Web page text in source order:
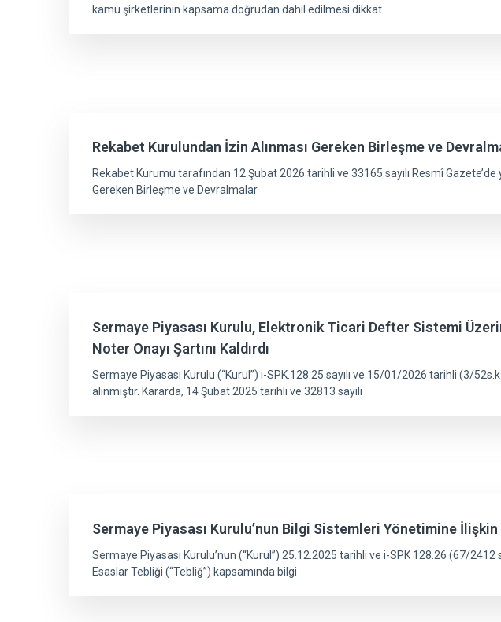
kamu şirketlerinin kapsama doğrudan dahil edilmesi dikkat
Rekabet Kurulundan İzin Alınması Gereken Birleşme ve
Rekabet Kurumu tarafından 12 Şubat 2026 tarihli ve 33165 sayılı Resmî
Gereken Birleşme ve Devralmalar
Sermaye Piyasası Kurulu, Elektronik Ticari Defter Sistemi
Noter Onayı Şartını Kaldırdı
Sermaye Piyasası Kurulu (“Kurul”) i-SPK.128.25 sayılı ve 15/01/2026 tarihli (3/
alınmıştır. Kararda, 14 Şubat 2025 tarihli ve 32813 sayılı
Sermaye Piyasası Kurulu’nun Bilgi Sistemleri Yönetimine İlişkin
Sermaye Piyasası Kurulu’nun (“Kurul”) 25.12.2025 tarihli ve i-SPK 128.26 (67/2412
Esaslar Tebliği (“Tebliğ”) kapsamında bilgi